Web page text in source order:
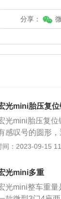
分享：
光mini胎压复位
光mini胎压复
感叹号的圆形
指示灯。胎压
据，最后仪表
复位胎压系统
间：2023-09-15
光mini多重
光mini整车重量